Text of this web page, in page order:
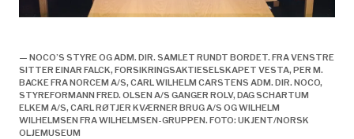
— NOCO’S STYRE OG ADM. DIR. SAMLET RUNDT BORDET. FRA VENSTRE
SITTER EINAR FALCK, FORSIKRINGSAKTIESELSKAPET VESTA, PER M.
BACKE FRA NORCEM A/S, CARL WILHELM CARSTENS ADM. DIR. NOCO,
STYREFORMANN FRED. OLSEN A/S GANGER ROLV, DAG SCHARTUM
ELKEM A/S, CARL RØTJER KVÆRNER BRUG A/S OG WILHELM
WILHELMSEN FRA WILHELMSEN-GRUPPEN. FOTO: UKJENT/NORSK
OLJEMUSEUM